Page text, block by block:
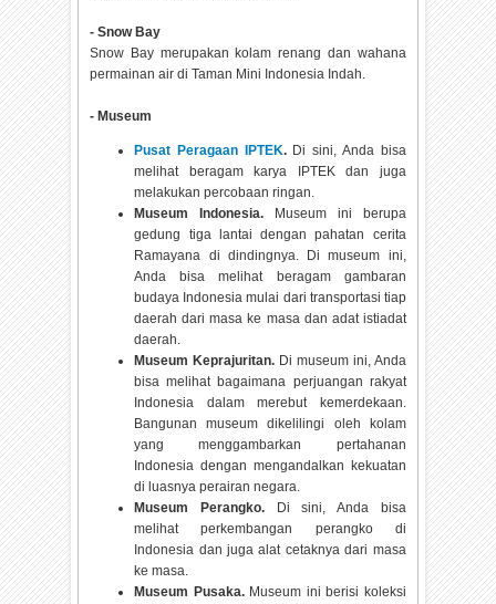
- Snow Bay
Snow Bay merupakan kolam renang dan wahana
permainan air di Taman Mini Indonesia Indah.
- Museum
Pusat Peragaan IPTEK.Di sini, Anda bisa
melihat beragam karya IPTEK dan juga
melakukan percobaan ringan.
Museum Indonesia.
Museum ini berupa
gedung tiga lantai dengan pahatan cerita
Ramayana di dindingnya. Di museum ini,
Anda bisa melihat beragam gambaran
budaya Indonesia mulai dari transportasi tiap
daerah dari masa ke masa dan adat istiadat
daerah.
Museum Keprajuritan. Di museum ini, Anda
bisa melihat bagaimana perjuangan rakyat
Indonesia dalam merebut kemerdekaan.
Bangunan museum dikelilingi oleh kolam
yang menggambarkan pertahanan
Indonesia dengan mengandalkan kekuatan
di luasnya perairan negara.
Museum Perangko.
Di sini, Anda bisa
melihat perkembangan perangko di
Indonesia dan juga alat cetaknya dari masa
ke masa.
Museum Pusaka. Museum ini berisi koleksi